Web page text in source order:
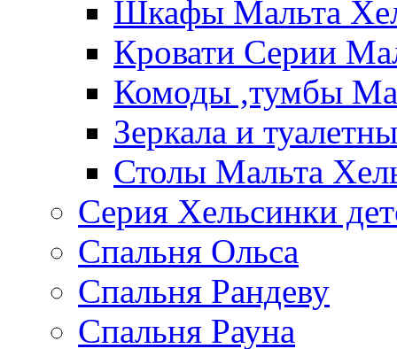
Шкафы Мальта
Кровати Серии
Комоды ,тумбы
Зеркала и
Столы Мальта
Серия Хельсинки
Спальня Ольса
Спальня Рандеву
Спальня Рауна